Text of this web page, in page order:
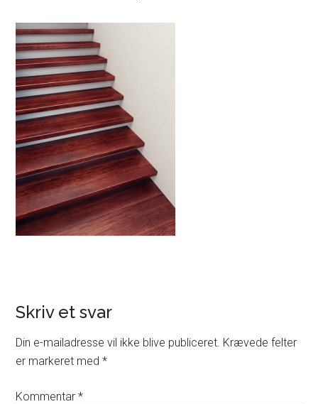
Skriv et svar
Din e-mailadresse vil ikke blive publiceret. Krævede felter
er markeret med*
Kommentar*